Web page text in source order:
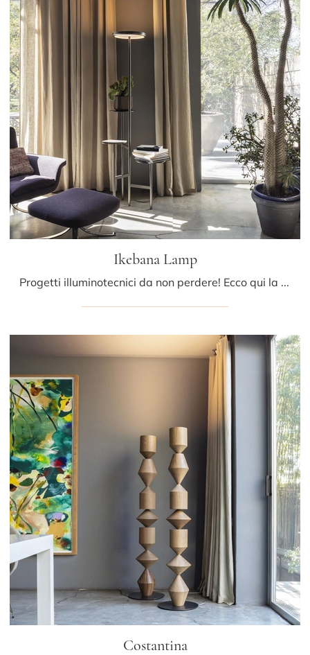
Ikebana Lamp
Progetti illuminotecnici da non perdere! Ecco qui la lampada da terra Ikebana Lamp di Mogg.
Costantina